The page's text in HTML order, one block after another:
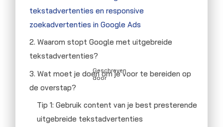
Geschreven
door
tekstadvertenties en responsive
zoekadvertenties in Google Ads
2. Waarom stopt Google met uitgebreide
tekstadvertenties?
3. Wat moet je doen om je voor te bereiden op
de overstap?
Tip 1: Gebruik content van je best presterende
uitgebreide tekstadvertenties